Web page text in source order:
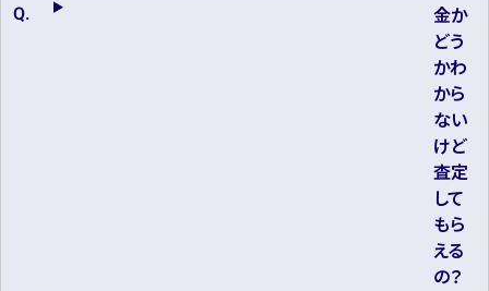
金か
どう
かわ
から
ない
けど
査定
して
もら
える
の？